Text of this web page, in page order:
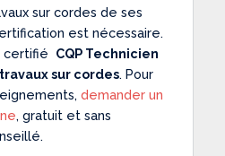
sur cordes de ses
est nécessaire.
certifié CQP Technicien
sur cordes. Pour
demander un
, gratuit et sans